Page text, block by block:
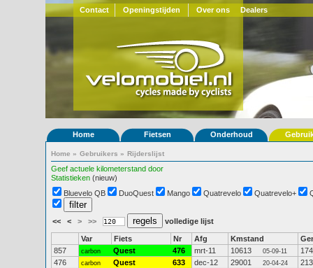
Contact Openingstijden Over ons Dealers
Home Fietsen Onderhoud
Home » Gebruikers » Rijderslijst
Geef actuele kilometerstand door
Statistieken (nieuw)
Bluevelo QB
DuoQuest Mango Quatrevelo Quatrevelo+
<< < > >> volledige lijst
Var Fiets Nr Afg Kmstand
857
carbon Quest 476 mrt-11 10613 05-09-11
476
carbon Quest 633 dec-12 29001 20-04-24
213